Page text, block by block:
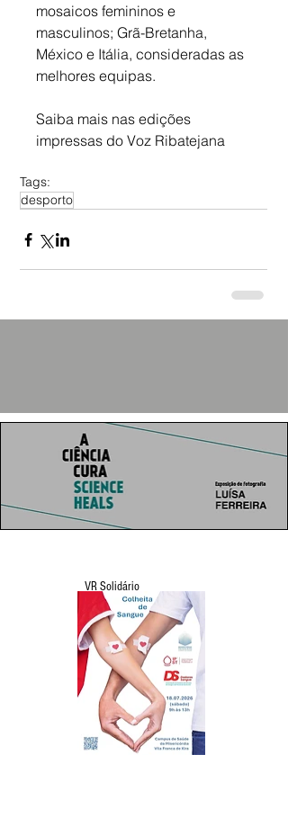
mosaicos femininos e
masculinos; Grã-Bretanha,
México e Itália, consideradas as
melhores equipas.
Saiba mais nas edições
impressas do Voz Ribatejana
Tags:
desporto
VR Solidário